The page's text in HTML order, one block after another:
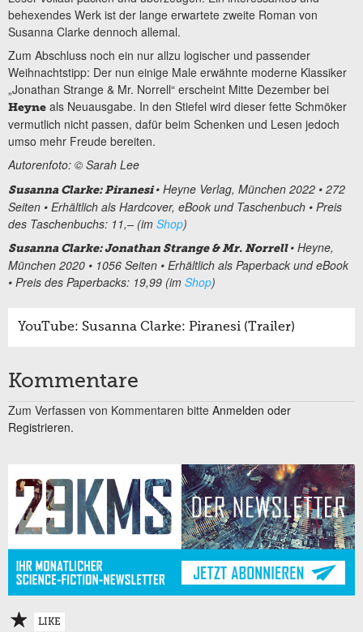
behexendes Werk ist der lange erwartete zweite Roman von
Susanna Clarke dennoch allemal.
Zum Abschluss noch ein nur allzu logischer und passender
Weihnachtstipp: Der nun einige Male erwähnte moderne Klassiker
„Jonathan Strange & Mr. Norrell“ erscheint Mitte Dezember bei
Heyne als Neuausgabe. In den Stiefel wird dieser fette Schmöker
vermutlich nicht passen, dafür beim Schenken und Lesen jedoch
umso mehr Freude bereiten.
Autorenfoto: © Sarah Lee
Susanna Clarke: Piranesi• Heyne Verlag, München 2022 • 272
Seiten • Erhältlich als Hardcover, eBook und Taschenbuch • Preis
des Taschenbuchs: 11,– (im Shop)
Susanna Clarke: Jonathan Strange & Mr. Norrell• Heyne,
München 2020 • 1056 Seiten • Erhältlich als Paperback und eBook
• Preis des Paperbacks: 19,99 (im Shop)
YouTube: Susanna Clarke: Piranesi (Trailer)
Kommentare
Zum Verfassen von Kommentaren bitte Anmelden oder
Registrieren.
LIKE